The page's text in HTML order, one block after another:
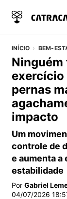
INÍCIO BEM-
Ninguém
exercício
pernas
impacto
Um
controle de
e aumenta a
estabilidade
Por Gabriel
04/07/2026